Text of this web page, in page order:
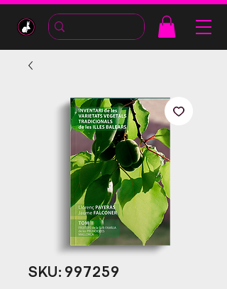
SKU: 997259